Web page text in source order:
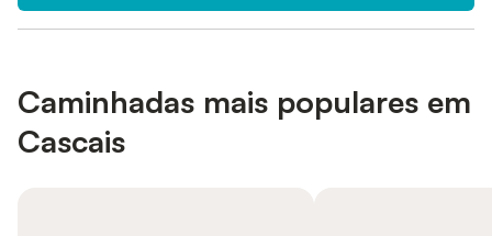
Caminhadas mais populares em
Cascais